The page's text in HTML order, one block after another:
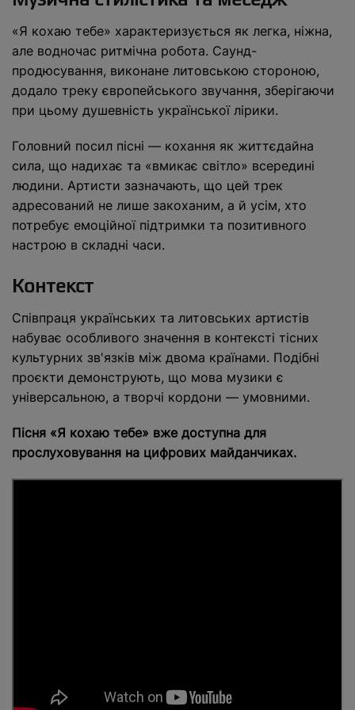
«Я кохаю тебе» характеризується як легка, ніжна,
але водночас ритмічна робота. Саунд-
продюсування, виконане литовською стороною,
додало треку європейського звучання, зберігаючи
при цьому душевність української лірики.
Головний посил пісні — кохання як життєдайна
сила, що надихає та «вмикає світло» всередині
людини. Артисти зазначають, що цей трек
адресований не лише закоханим, а й усім, хто
потребує емоційної підтримки та позитивного
настрою в складні часи.
Контекст
Співпраця українських та литовських артистів
набуває особливого значення в контексті тісних
культурних зв'язків між двома країнами. Подібні
проєкти демонструють, що мова музики є
універсальною, а творчі кордони — умовними.
Пісня «Я кохаю тебе» вже доступна для
прослуховування на цифрових майданчиках.